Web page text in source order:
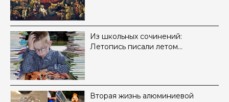
Из школьных сочинений:
Летопись писали летом…
Вторая жизнь алюминиевой